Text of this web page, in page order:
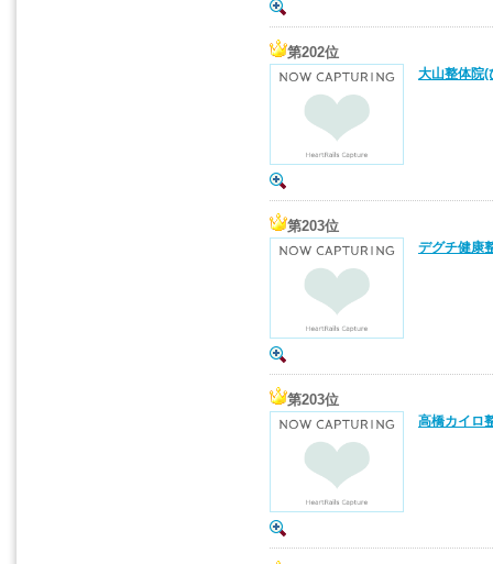
第202位
大山整体院(
第203位
デグチ健康
第203位
高橋カイロ